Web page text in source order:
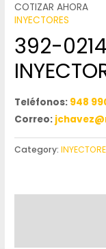
COTIZAR AHORA
INYECTORES
392-
Teléfonos: 948
Correo:
Category: